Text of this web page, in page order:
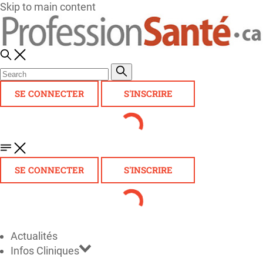
Skip to main content
SE CONNECTER S'INSCRIRE
SE CONNECTER S'INSCRIRE
Actualités
Infos Cliniques